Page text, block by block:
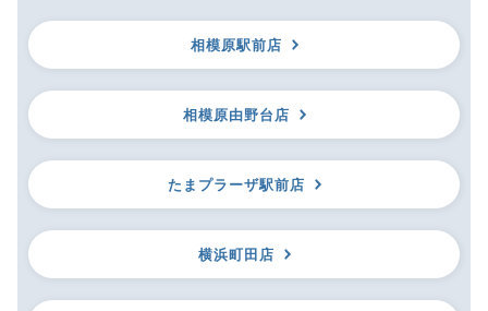
相模原駅前店
相模原由野台店
たまプラーザ駅前店
横浜町田店